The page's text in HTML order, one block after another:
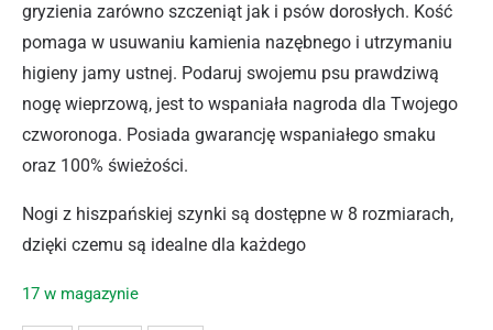
gryzienia zarówno szczeniąt jak i psów dorosłych. Kość
pomaga w usuwaniu kamienia nazębnego i utrzymaniu
higieny jamy ustnej. Podaruj swojemu psu prawdziwą
nogę wieprzową, jest to wspaniała nagroda dla Twojego
czworonoga. Posiada gwarancję wspaniałego smaku
oraz 100% świeżości.
Nogi z hiszpańskiej szynki są dostępne w 8 rozmiarach,
dzięki czemu są idealne dla każdego
17 w magazynie